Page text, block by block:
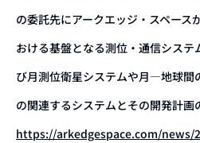
の委託先にアークエッジ・スペース
おける基盤となる測位・通信システ
び月測位衛星システムや月―地球間
の関連するシステムとその開発計画
https://arkedgespace.com/news/